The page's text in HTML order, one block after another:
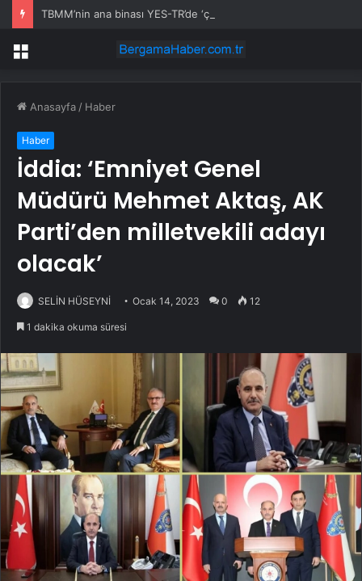
Menü
Anasayfa / Haber
Haber
İddia: ‘Emniyet Genel
Müdürü Mehmet Aktaş, AK
Parti’den milletvekili adayı
olacak’
SELİN HÜSEYNİ Ocak 14, 2023 0 12
1 dakika okuma süresi